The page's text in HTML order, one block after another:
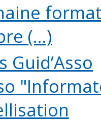
(...)
Guid’Asso